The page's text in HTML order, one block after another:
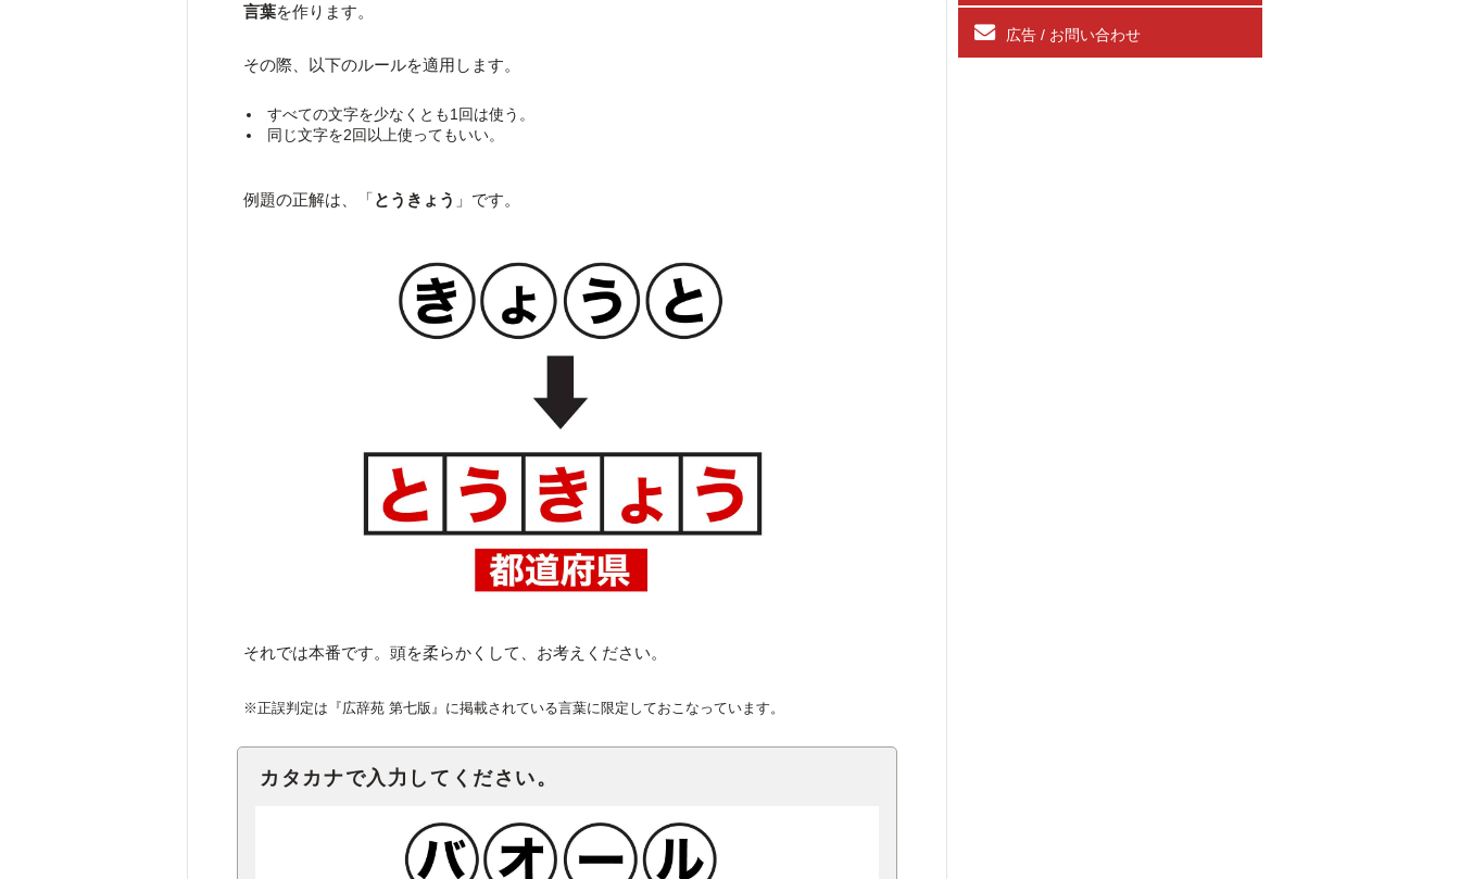
言葉を作ります。
その際、以下のルールを適用します。
すべての文字を少なくとも1回は使う。
同じ文字を2回以上使ってもいい。
例題の正解は、「とうきょう 」です。
それでは本番です。頭を柔らかくして、お考えください。
※正誤判定は『広辞苑 第七版』に掲載されている言葉に限定しておこなっています。
カタカナで入力してください。
広告 / お問い合わせ